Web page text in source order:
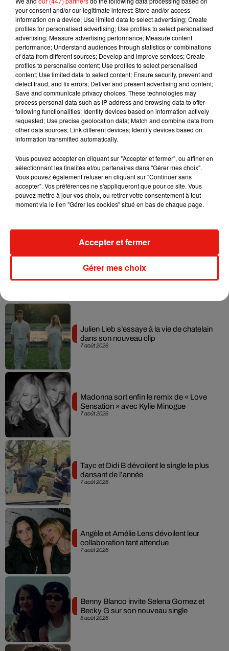
tellement émue, car tous les jours, nous souffrons de notre
image ».
Voir cette publication sur Instagram
In the premier episode of I Weigh Interviews, Jameela Jamil
discusses fame, body image and the daily practice of self
Une publication partagée parJameela Jamil(@jameelajamilofficial) le
7 août 2026
Julien Lieb s’essaye à la vie de chatelain
dans son nouveau clip
7 août 2026
Madonna sort enfin le remix de « Love
Sensation » avec Kylie Minogue
7 août 2026
Tayc et Didi B dévoilent le single le plus
dansant de l’année
7 août 2026
Angèle et Amélie Lens dévoilent leur
collaboration tant attendue
5 août 2026
Benny Blanco invite Selena Gomez et
Becky G sur son nouveau single
your consent and/or our legitimate interest: Store and/or access
information on a device; Use limited data to select advertising; Create
profiles for personalised advertising; Use profiles to select personalised
advertising; Measure advertising performance; Measure content
performance; Understand audiences through statistics or combinations
of data from different sources; Develop and improve services; Create
profiles to personalise content; Use profiles to select personalised
content; Use limited data to select content; Ensure security, prevent and
detect fraud, and fix errors; Deliver and present advertising and content;
Save and communicate privacy choices. These technologies may
process personal data such as IP address and browsing data to offer
following functionalities: Identify devices based on information actively
requested; Use precise geolocation data; Match and combine data from
other data sources; Link different devices; Identify devices based on
information transmitted automatically.
Vous pouvez accepter en cliquant sur "Accepter et fermer", ou affiner en
sélectionnant les finalités et/ou partenaires dans "Gérer mes choix".
Vous pouvez également refuser en cliquant sur "Continuer sans
accepter". Vos préférences ne s'appliqueront que pour ce site. Vous
pouvez mettre à jour vos choix, ou retirer votre consentement à tout
moment via le lien "Gérer les cookies" situé en bas de chaque page.
Gérer mes choix
Accepter et fermer